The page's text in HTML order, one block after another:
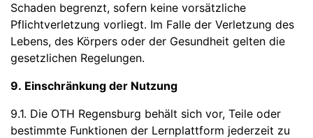
Schaden begrenzt, sofern keine vorsätzliche
Pflichtverletzung vorliegt. Im Falle der Verletzung des
Lebens, des Körpers oder der Gesundheit gelten die
gesetzlichen Regelungen.
9. Einschränkung der Nutzung
9.1. Die OTH Regensburg behält sich vor, Teile oder
bestimmte Funktionen der Lernplattform jederzeit zu